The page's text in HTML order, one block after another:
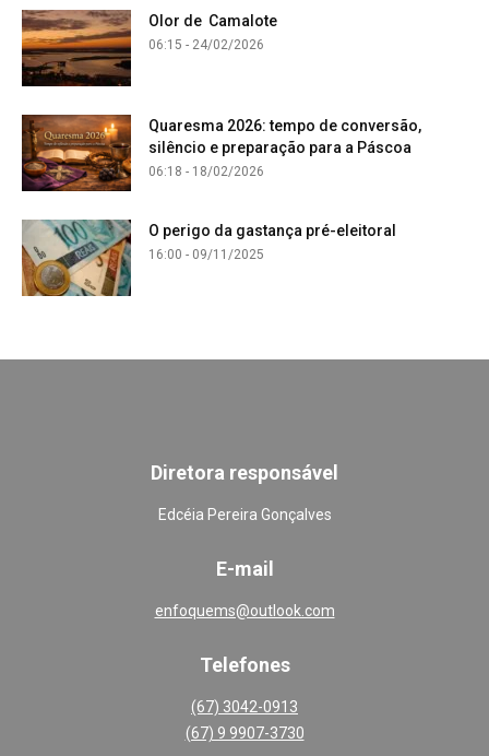
Olor de Camalote
06:15 - 24/02/2026
Quaresma 2026: tempo de conversão,
silêncio e preparação para a Páscoa
06:18 - 18/02/2026
O perigo da gastança pré-eleitoral
16:00 - 09/11/2025
Diretora responsável
Edcéia Pereira Gonçalves
E-mail
enfoquems@outlook.com
Telefones
(67) 3042-0913
(67) 9 9907-3730